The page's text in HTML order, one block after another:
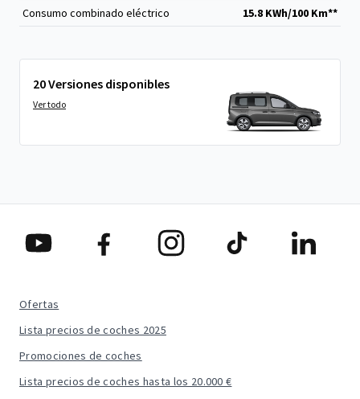
Consumo combinado eléctrico
15.8 KWh/100 Km**
20 Versiones disponibles
Ver todo
Ofertas
Lista precios de coches 2025
Promociones de coches
Lista precios de coches hasta los 20.000 €